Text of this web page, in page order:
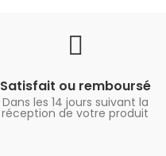
Satisfait ou remboursé
Dans les 14 jours suivant la
réception de votre produit